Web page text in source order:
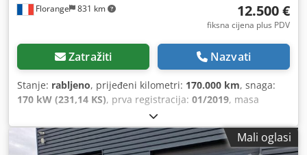
Florange 831 km 12.500 €
fiksna cijena plus PDV
Zatražiti Nazvati
Stanje: rabljeno, prijeđeni kilometri: 170.000 km, snaga:
170 kW (231,14 KS), prva registracija: 01/2019, masa
, maksimalna nosivost:
gorivo:dizel, vrsta prijenosa:mehanički, broj sjedala:3,
nosivost:1.290 kg, Oprema:Bluetooth, klima uređaj,Mali oglasi